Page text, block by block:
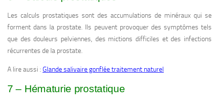
Les calculs prostatiques sont des accumulations de minéraux qui se
forment dans la prostate. Ils peuvent provoquer des symptômes tels
que des douleurs pelviennes, des mictions difficiles et des infections
récurrentes de la prostate.
A lire aussi : Glande salivaire gonflée traitement naturel
7 – Hématurie prostatique